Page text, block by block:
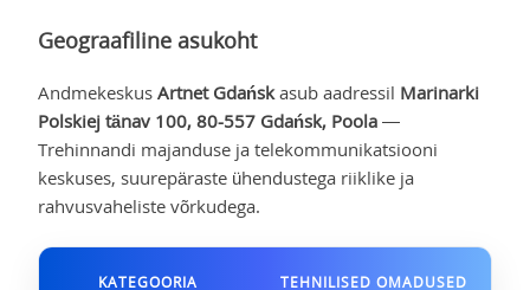
Geograafiline asukoht
Andmekeskus Artnet Gdańskasub aadressil Marinarki
Polskiej tänav 100, 80-557 Gdańsk, Poola —
Trehinnandi majanduse ja telekommunikatsiooni
keskuses, suurepäraste ühendustega riiklike ja
rahvusvaheliste võrkudega.
KATEGOORIA TEHNILISED OMADUSED